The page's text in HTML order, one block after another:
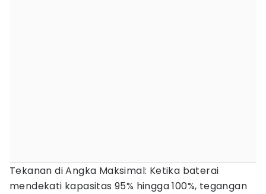
Tekanan di Angka Maksimal: Ketika baterai
mendekati kapasitas 95% hingga 100%, tegangan